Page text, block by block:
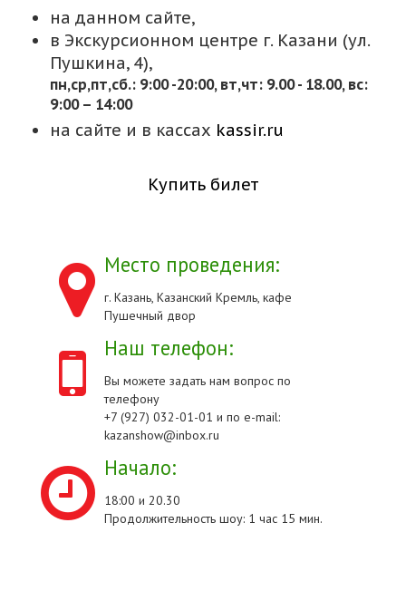
на данном сайте,
в Экскурсионном центре г. Казани (ул.
Пушкина, 4),
пн,cр,пт,сб.: 9:00 -20:00, вт,чт: 9.00 - 18.00, вс:
9:00 – 14:00
на сайте и в кассах kassir.ru
Купить билет
Место проведения:
г. Казань, Казанский Кремль, кафе
Пушечный двор
Наш телефон:
Вы можете задать нам вопрос по
телефону
+7 (927) 032-01-01 и по e-mail:
kazanshow@inbox.ru
Начало:
18:00 и 20.30
Продолжительность шоу: 1 час 15 мин.